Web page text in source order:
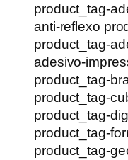
product_tag-
anti-reflexo
product_tag-
adesivo-
product_tag-
product_tag-
product_tag-
product_tag-
product_tag-